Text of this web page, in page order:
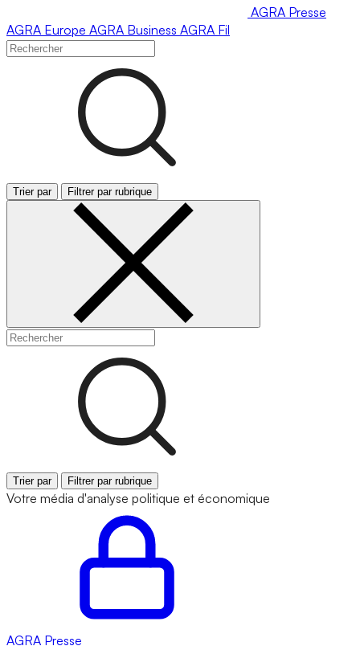
AGRA Presse
AGRA Europe AGRA Business AGRA Fil
Trier par Filtrer par rubrique
Trier par Filtrer par rubrique
Votre média d'analyse politique et économique
AGRA Presse